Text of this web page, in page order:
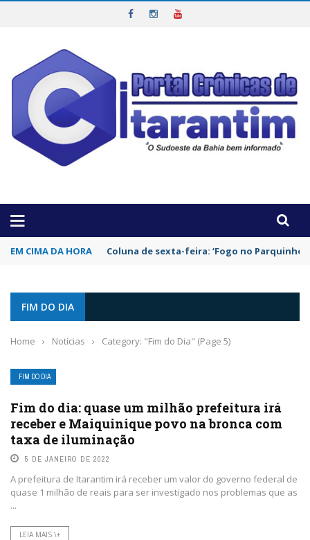
EM CIMA DA HORA Coluna de sexta-feira: ‘Fogo no
FIM DO DIA
Home › Notícias › Category: "Fim do Dia" (Page 5)
FIM DO DIA
Fim do dia: quase um milhão prefeitura irá
receber e Maiquinique povo na bronca com
taxa de iluminação
5 DE JANEIRO DE 2022
A prefeitura de Itarantim irá receber um valor do governo federal de
quase 1 milhão de reais para ser investigado nos problemas que as
...
LEIA MAIS \+